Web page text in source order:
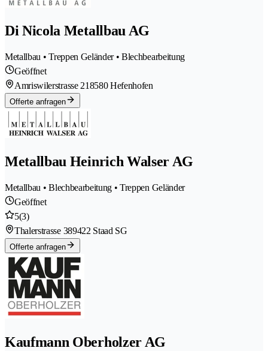
Di Nicola Metallbau AG
Metallbau • Treppen Geländer • Blechbearbeitung
Geöffnet
Amriswilerstrasse 218580 Hefenhofen
Offerte anfragen
Metallbau Heinrich Walser AG
Metallbau • Blechbearbeitung • Treppen Geländer
Geöffnet
5(3)
Thalerstrasse 389422 Staad SG
Offerte anfragen
Kaufmann Oberholzer AG